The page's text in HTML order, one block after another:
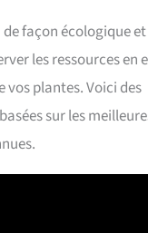
façon écologique
les ressources en
vos plantes. Voici des
sur les